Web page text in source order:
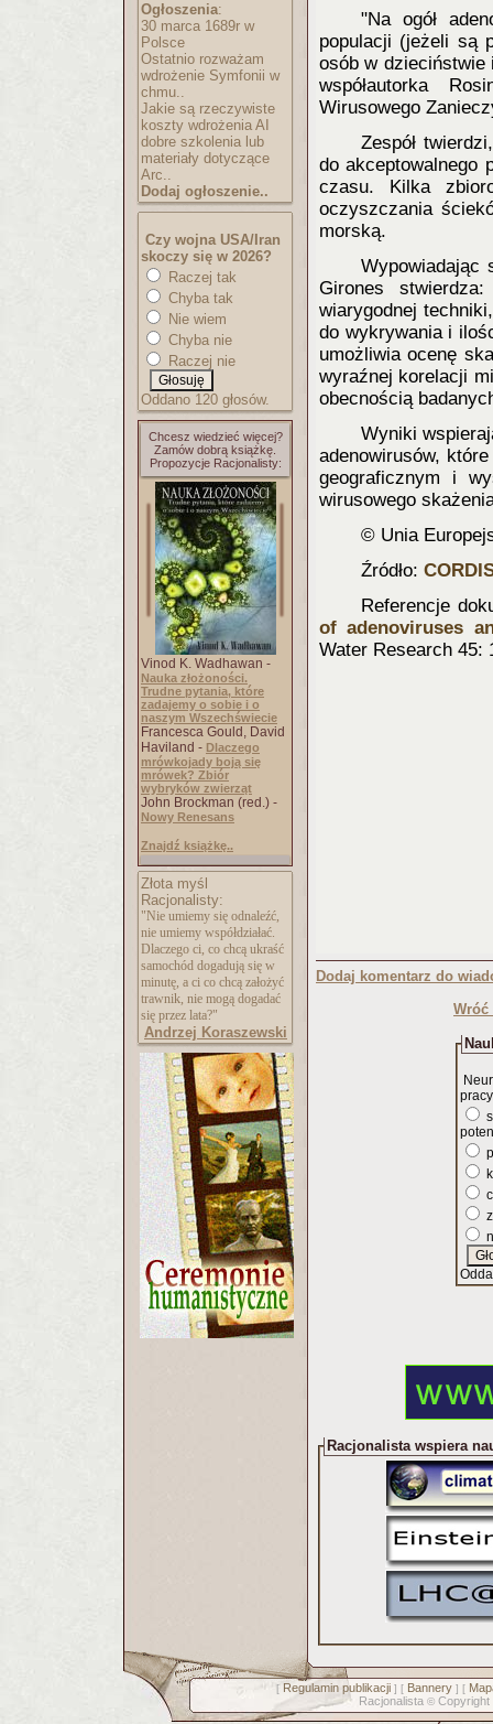
Ogłoszenia:
30 marca 1689r w
Polsce
Ostatnio rozważam
wdrożenie Symfonii w
chmu..
Jakie są rzeczywiste
koszty wdrożenia AI
dobre szkolenia lub
materiały dotyczące
Arc..
Dodaj ogłoszenie..
Czy wojna USA/Iran
skoczy się w 2026?
Raczej tak
Chyba tak
Nie wiem
Chyba nie
Raczej nie
Oddano 120 głosów.
Chcesz wiedzieć więcej?
Zamów dobrą książkę.
Propozycje Racjonalisty:
Vinod K. Wadhawan -
Nauka złożoności.
Trudne pytania, które
zadajemy o sobie i o
naszym Wszechświecie
Francesca Gould, David
Haviland - Dlaczego
mrówkojady boją się
mrówek? Zbiór
wybryków zwierząt
John Brockman (red.) -
Nowy Renesans
Znajdź książkę..
Złota myśl
Racjonalisty:
"Nie umiemy się odnaleźć,
nie umiemy współdziałać.
Dlaczego ci, co chcą ukraść
samochód dogadują się w
minutę, a ci co chcą założyć
trawnik, nie mogą dogadać
się przez lata?"
Andrzej Koraszewski
"Na ogół
populacji (jeżeli są
osób w
współautorka
Wirusowego
Zespół
do akceptowalnego
czasu. Kilka
oczyszczania
morską.
Wypowiadając
Girones
wiarygodnej
do wykrywania i
umożliwia ocenę
wyraźnej korelacji
obecnością
Wyniki
adenowirusów,
geograficznym i
wirusowego
© Unia
Źródło:
Referencje
of adenoviruses
Water Research 45:
Dodaj komentarz do
Wróć
Racjonalista wspiera
[ Regulamin publikacji] [ Bannery] [
Racjonalista © Copyright